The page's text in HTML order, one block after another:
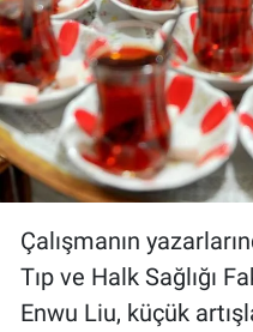
Çalışmanın
Tıp ve Halk Sağlığı
Enwu Liu, küçük